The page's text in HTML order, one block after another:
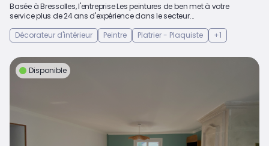
Basée à Bressolles, l'entreprise Les peintures de ben met à votre
service plus de 24 ans d'expérience dans le secteur...
Décorateur d'intérieur
Peintre Platrier - Plaquiste +1
Disponible